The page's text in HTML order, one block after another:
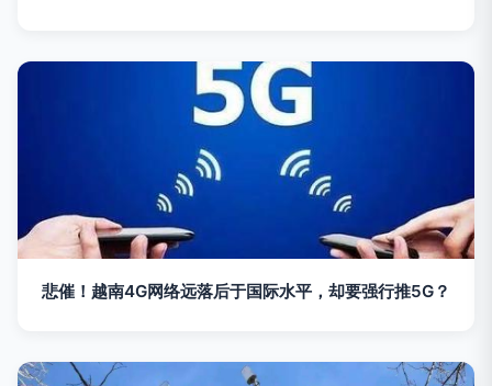
悲催！越南4G网络远落后于国际水平，却要强行推5G？